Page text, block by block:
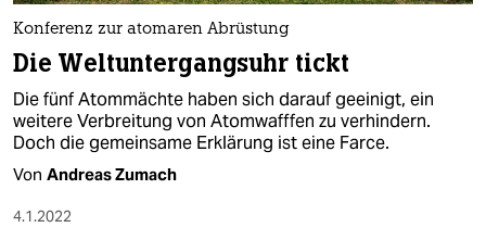
Konferenz zur atomaren Abrüstung
Die Weltuntergangsuhr tickt
Die fünf Atommächte haben sich darauf geeinigt, ein
weitere Verbreitung von Atomwafffen zu verhindern.
Doch die gemeinsame Erklärung ist eine Farce.
Von Andreas Zumach
4.1.2022